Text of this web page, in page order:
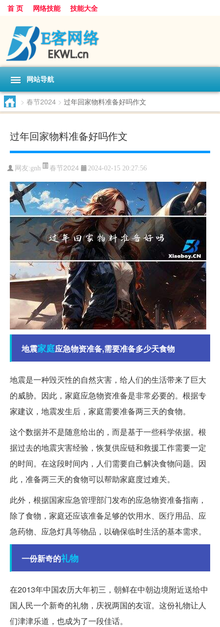
首 页 网络技能 技能大全
网站导航
> 春节2024 > 过年回家物料准备好吗作文
过年回家物料准备好吗作文
网友:gnh 春节2024 2024-02-15 20:27:56
地震家庭应急物资准备,需要准备多少天食物
地震是一种毁灭性的自然灾害，给人们的生活带来了巨大
的威胁。因此，家庭应急物资准备是非常必要的。根据专
家建议，地震发生后，家庭需要准备两三天的食物。
这个数据并不是随意给出的，而是基于一些科学依据。根
据过去的地震灾害经验，恢复供应链和救援工作需要一定
的时间。在这段时间内，人们需要自己解决食物问题。因
此，准备两三天的食物可以帮助家庭度过难关。
此外，根据国家应急管理部门发布的应急物资准备指南，
除了食物，家庭还应该准备足够的饮用水、医疗用品、应
急药物、应急灯具等物品，以确保临时生活的基本需求。
一份新奇的礼物
在2013年中国农历大年初三，朝鲜在中朝边境附近送给中
国人民一个新奇的礼物，庆祝两国的友谊。这份礼物让人
们津津乐道，也成为了一段佳话。